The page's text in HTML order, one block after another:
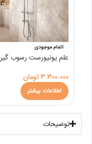
اتمام موجودی
علم یونیورست رسوب گیر
3.300.000تومان
اطلاعات بیشتر
توضیحات